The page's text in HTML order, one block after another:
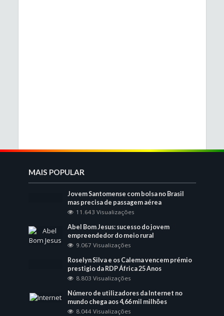
MAIS POPULAR
Jovem Santomense com bolsa no Brasil
mas precisa de passagem aérea
11.643 Visualizações
Abel Bom Jesus: sucesso do jovem
empreendedor do meio rural
9.067 Visualizações
Roselyn Silva e os Calema vencem prémio
prestigio da RDP África 25 Anos
8.803 Visualizações
Número de utilizadores da Internet no
mundo chega aos 4,66 mil milhões
8.044 Visualizações